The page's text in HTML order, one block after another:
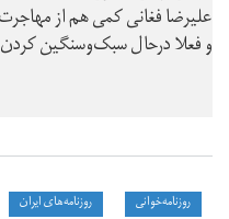
علیرضا فغانی کمی هم از
و فعلا درحال سبک‌وسنگین
روزنامه‌خوانی روزنامه‌های ایران